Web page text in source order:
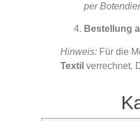
per
Bestellung
Hinweis: Für die
Textil verrechnet.